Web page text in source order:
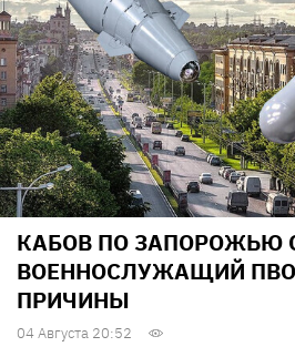
КАБОВ ПО ЗАПОРОЖЬЮ
ВОЕННОСЛУЖАЩИЙ
ПРИЧИНЫ
04 Августа 20:52